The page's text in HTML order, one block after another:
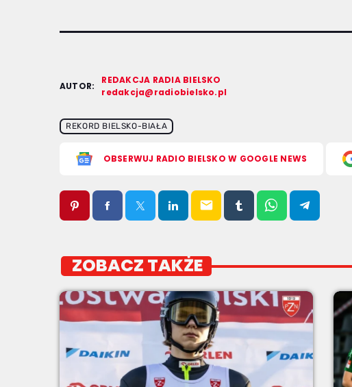
AUTOR:
REDAKCJA RADIA BIELSKO
redakcja@radiobielsko.pl
REKORD BIELSKO-BIAŁA
OBSERWUJ RADIO BIELSKO W GOOGLE NEWS
email
ZOBACZ TAKŻE